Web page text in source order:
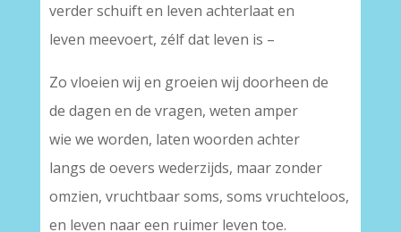
verder schuift en leven achterlaat en
leven meevoert, zélf dat leven is –
Zo vloeien wij en groeien wij doorheen de
de dagen en de vragen, weten amper
wie we worden, laten woorden achter
langs de oevers wederzijds, maar zonder
omzien, vruchtbaar soms, soms vruchteloos,
en leven naar een ruimer leven toe.